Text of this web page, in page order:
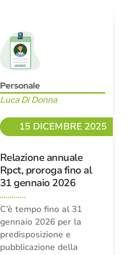
Personale
Luca Di Donna
15 DICEMBRE 2025
Relazione annuale
Rpct, proroga fino al
31 gennaio 2026
C’è tempo fino al 31
gennaio 2026 per la
predisposizione e
pubblicazione della